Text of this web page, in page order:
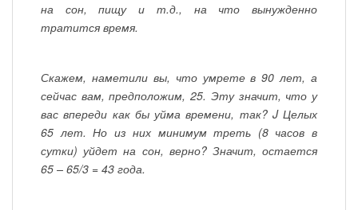
на сон, пищу и т.д., на что вынужденно
тратится время.
Скажем, наметили вы, что умрете в 90 лет, а
сейчас вам, предположим, 25. Эту значит, что у
вас впереди как бы уйма времени, так? J Целых
65 лет. Но из них минимум треть (8 часов в
сутки) уйдет на сон, верно? Значит, остается
65 – 65/3 = 43 года.